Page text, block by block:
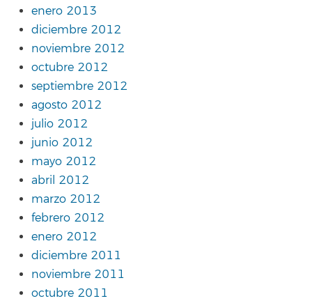
enero 2013
diciembre 2012
noviembre 2012
octubre 2012
septiembre 2012
agosto 2012
julio 2012
junio 2012
mayo 2012
abril 2012
marzo 2012
febrero 2012
enero 2012
diciembre 2011
noviembre 2011
octubre 2011